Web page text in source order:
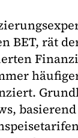
BET, rät